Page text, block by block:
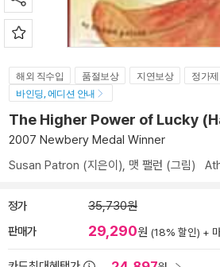
해외 직수입 품절보상 지연보상 정가제
바인딩, 에디션 안내
The Higher Power of Lucky
2007 Newbery Medal Winner
Susan Patron (지은이), 맷 팰런 (그림)
정가 35,730원
판매가 29,290원 (18% 할인) +